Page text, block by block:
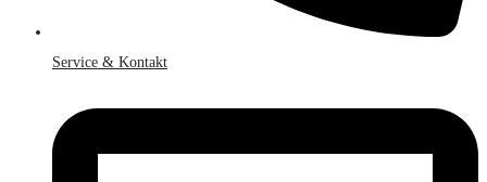
Service & Kontakt